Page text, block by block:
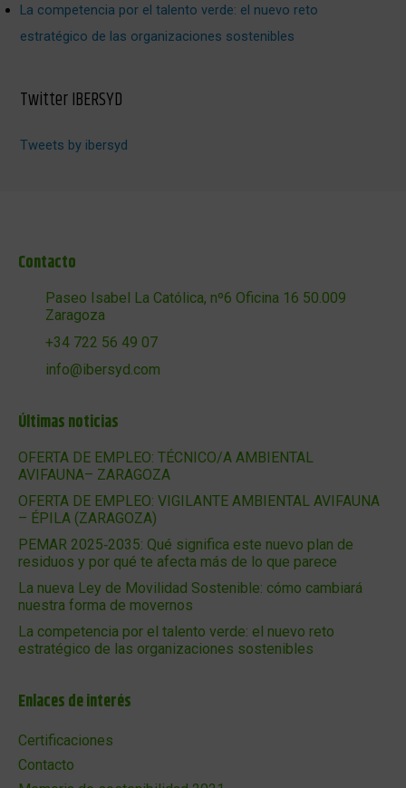
La competencia por el talento verde: el nuevo reto
estratégico de las organizaciones sostenibles
Twitter IBERSYD
Tweets by ibersyd
Contacto
Paseo Isabel La Católica, nº6 Oficina 16 50.009
Zaragoza
+34 722 56 49 07
info@ibersyd.com
Últimas noticias
OFERTA DE EMPLEO: TÉCNICO/A AMBIENTAL
AVIFAUNA– ZARAGOZA
OFERTA DE EMPLEO: VIGILANTE AMBIENTAL AVIFAUNA
– ÉPILA (ZARAGOZA)
PEMAR 2025‑2035: Qué significa este nuevo plan de
residuos y por qué te afecta más de lo que parece
La nueva Ley de Movilidad Sostenible: cómo cambiará
nuestra forma de movernos
La competencia por el talento verde: el nuevo reto
estratégico de las organizaciones sostenibles
Enlaces de interés
Certificaciones
Contacto